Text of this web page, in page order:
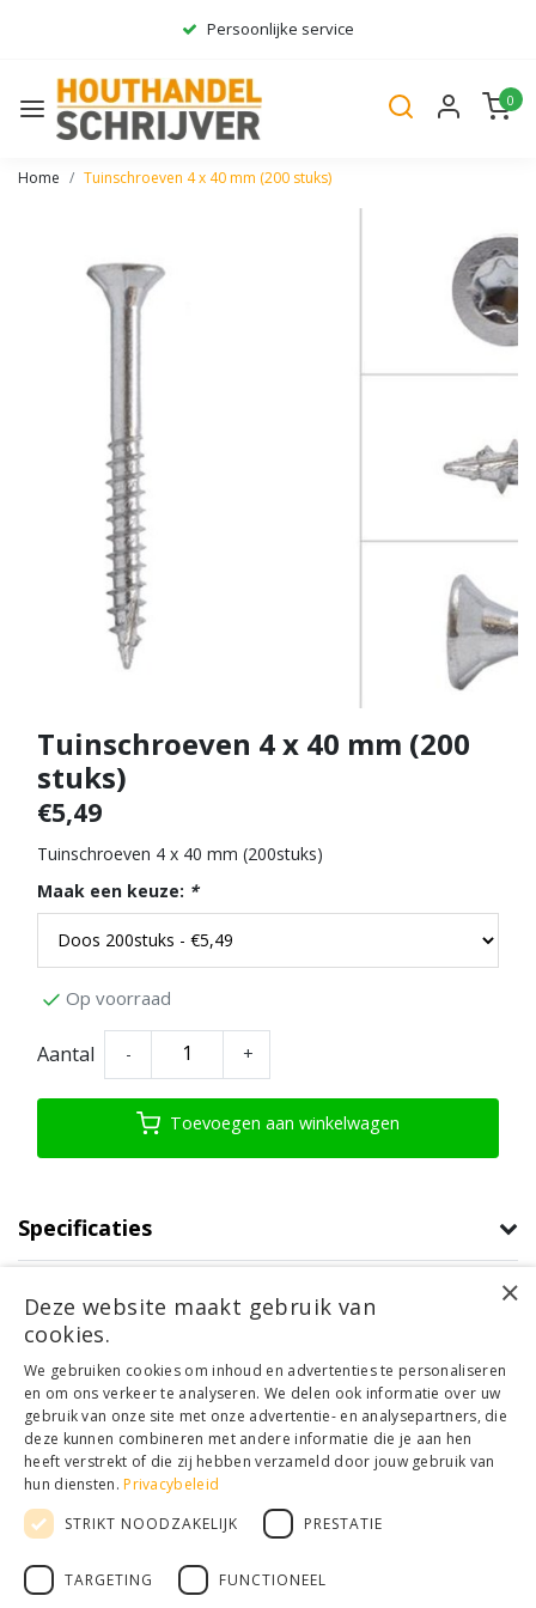
Persoonlijke service
Gratis bezorgd*
0
Home Tuinschroeven 4 x 40 mm (200 stuks)
Tuinschroeven 4 x 40 mm (200
stuks)
€5,49
Tuinschroeven 4 x 40 mm (200stuks)
Maak een keuze: *
Op voorraad
Aantal - +
Toevoegen aan winkelwagen
Specificaties
Product informatie
Klantenservice
Mijn account
Categorieën
Contactgegevens
© Copyright 2026 - Houthandel Schrijver | RealisatieLadsgo.online
×
Deze website maakt gebruik van
cookies.
We gebruiken cookies om inhoud en advertenties te personaliseren
en om ons verkeer te analyseren. We delen ook informatie over uw
gebruik van onze site met onze advertentie- en analysepartners, die
deze kunnen combineren met andere informatie die je aan hen
heeft verstrekt of die zij hebben verzameld door jouw gebruik van
hun diensten.Privacybeleid
STRIKT NOODZAKELIJK
PRESTATIE
TARGETING FUNCTIONEEL